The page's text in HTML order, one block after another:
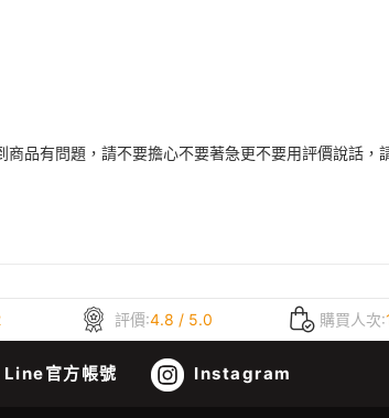
品有問題，請不要擔心不要著急更不要用評價說話
評價:4.8 / 5.0 購買人次:
Line官方帳號 Instagram